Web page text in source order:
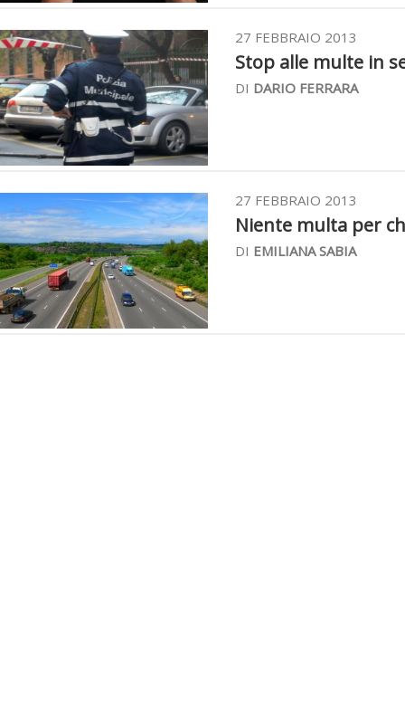
27 FEBBRAIO 2013
Stop alle multe in
DI DARIO FERRARA
27 FEBBRAIO 2013
Niente multa per
DI EMILIANA SABIA